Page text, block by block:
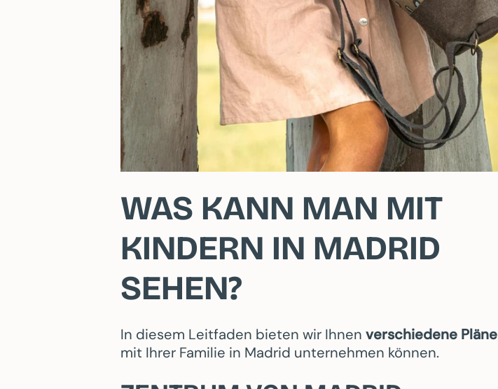
WAS KANN MAN MIT
KINDERN IN MADRID
SEHEN?
In diesem Leitfaden bieten wir Ihnen verschiedene Pläne
mit Ihrer Familie in Madrid unternehmen können.